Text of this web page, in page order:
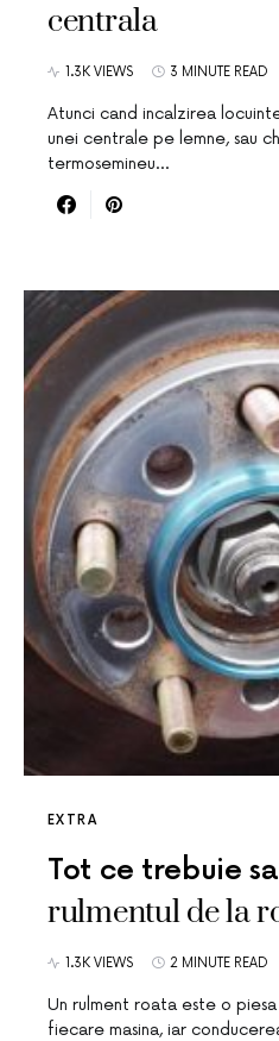
centrala
1.3K VIEWS 3 MINUTE READ
Atunci cand incalzirea
unei centrale pe lemne, sau
termosemineu…
EXTRA
Tot ce trebuie
rulmentul de la
1.3K VIEWS 2 MINUTE READ
Un rulment roata este o
fiecare masina, iar